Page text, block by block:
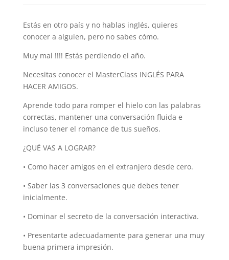
Estás en otro país y no hablas inglés, quieres
conocer a alguien, pero no sabes cómo.
Muy mal !!!! Estás perdiendo el año.
Necesitas conocer el MasterClass INGLÉS PARA
HACER AMIGOS.
Aprende todo para romper el hielo con las palabras
correctas, mantener una conversación fluida e
incluso tener el romance de tus sueños.
¿QUÉ VAS A LOGRAR?
• Como hacer amigos en el extranjero desde cero.
• Saber las 3 conversaciones que debes tener
inicialmente.
• Dominar el secreto de la conversación interactiva.
• Presentarte adecuadamente para generar una muy
buena primera impresión.